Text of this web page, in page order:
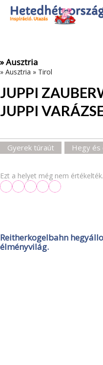
Az oldal sütiket (cookies)
Adatvédelmi tájékoztató
» Ausztria
» Ausztria » Tirol
JUPPI
JUPPI
Gyerek túraút Hegy és
Ezt a helyet még nem
Reitherkogelbahn
élményvilág.